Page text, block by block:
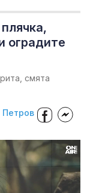
оградите
смята
Петров